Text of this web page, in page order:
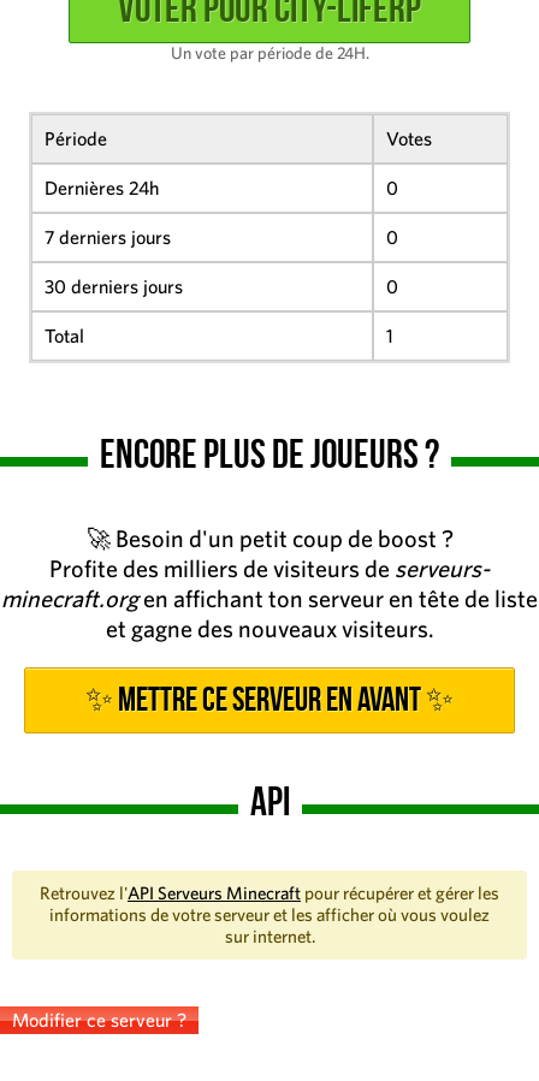
Un vote par période de 24H.
Période Votes
Dernières 24h 0
7 derniers jours 0
30 derniers jours 0
Total 1
Encore plus de joueurs ?
🚀 Besoin d'un petit coup de boost ?
Profite des milliers de visiteurs de serveurs-
minecraft.orgen affichant ton serveur en tête de liste
et gagne des nouveaux visiteurs.
✨ Mettre ce serveur en avant ✨
API
Retrouvez l'API Serveurs Minecraft pour récupérer et gérer les
informations de votre serveur et les afficher où vous voulez
sur internet.
Modifier ce serveur ?